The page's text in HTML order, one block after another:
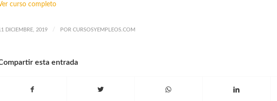
curso completo
DICIEMBRE, 2019 / POR CURSOSYEMPLEOS.COM
esta entrada